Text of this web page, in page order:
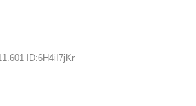
ID:6H4iI7jKr